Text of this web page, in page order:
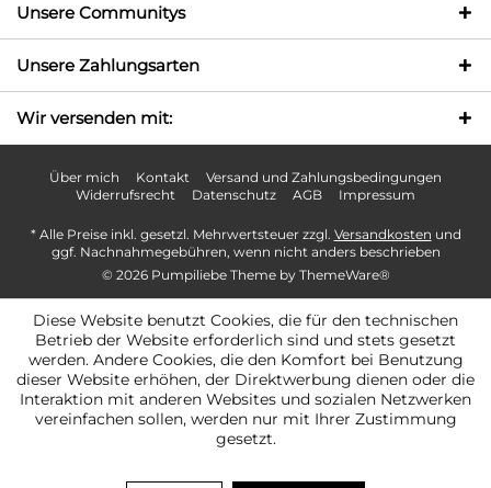
Unsere Communitys
Unsere Zahlungsarten
Wir versenden mit:
Über mich Kontakt
Versand und Zahlungsbedingungen
Widerrufsrecht
Datenschutz AGB Impressum
* Alle Preise inkl. gesetzl. Mehrwertsteuer zzgl. Versandkosten und
ggf. Nachnahmegebühren, wenn nicht anders beschrieben
© 2026 Pumpiliebe Theme by ThemeWare®
Diese Website benutzt Cookies, die für den technischen
Betrieb der Website erforderlich sind und stets gesetzt
werden. Andere Cookies, die den Komfort bei Benutzung
dieser Website erhöhen, der Direktwerbung dienen oder die
Interaktion mit anderen Websites und sozialen Netzwerken
vereinfachen sollen, werden nur mit Ihrer Zustimmung
gesetzt.